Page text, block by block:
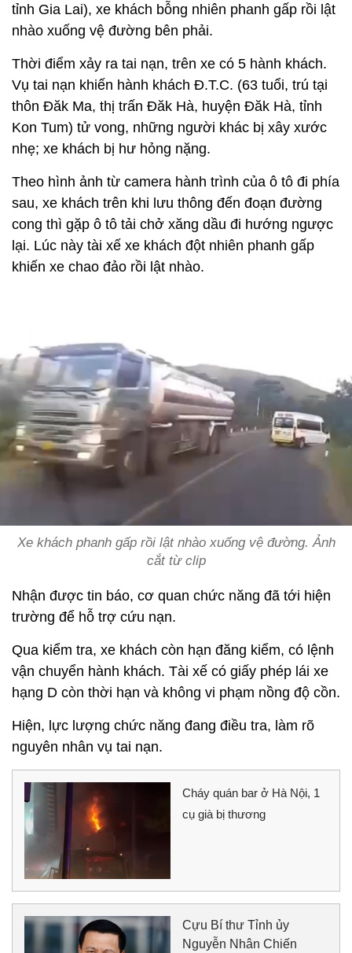
tỉnh Gia Lai), xe khách bỗng nhiên phanh gấp rồi lật
nhào xuống vệ đường bên phải.
Thời điểm xảy ra tai nạn, trên xe có 5 hành khách.
Vụ tai nạn khiến hành khách Đ.T.C. (63 tuổi, trú tại
thôn Đăk Ma, thị trấn Đăk Hà, huyện Đăk Hà, tỉnh
Kon Tum) tử vong, những người khác bị xây xước
nhẹ; xe khách bị hư hỏng nặng.
Theo hình ảnh từ camera hành trình của ô tô đi phía
sau, xe khách trên khi lưu thông đến đoạn đường
cong thì gặp ô tô tải chở xăng dầu đi hướng ngược
lại. Lúc này tài xế xe khách đột nhiên phanh gấp
khiến xe chao đảo rồi lật nhào.
Xe khách phanh gấp rồi lật nhào xuống vệ đường. Ảnh
cắt từ clip
Nhận được tin báo, cơ quan chức năng đã tới hiện
trường để hỗ trợ cứu nạn.
Qua kiểm tra, xe khách còn hạn đăng kiểm, có lệnh
vận chuyển hành khách. Tài xế có giấy phép lái xe
hạng D còn thời hạn và không vi phạm nồng độ cồn.
Hiện, lực lượng chức năng đang điều tra, làm rõ
nguyên nhân vụ tai nạn.
Cháy quán bar ở Hà Nội, 1
cụ già bị thương
Cựu Bí thư Tỉnh ủy
Nguyễn Nhân Chiến